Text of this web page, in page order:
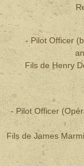
- Pilot Officer
Fils de Henry
- Pilot Officer
Fils de James